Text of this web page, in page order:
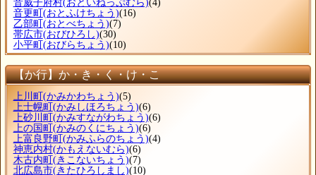
音威子府村(おといねっぷむら)(4)
音更町 (おとふけちょう)(16)
乙部町 (おとべちょう)(7)
帯広市(おびひろし)(30)
小平町 (おびらちょう)(10)
【か行】か・き・く・け・こ
上川町 (かみかわちょう)(5)
上士幌町 (かみしほろちょう)(6)
上砂川町 (かみすながわちょう)(6)
上の国町 (かみのくにちょう)(6)
上富良野町 (かみふらのちょう)(4)
神恵内村(かもえないむら)(6)
木古内町 (きこないちょう)(7)
北広島市(きたひろしまし)(10)